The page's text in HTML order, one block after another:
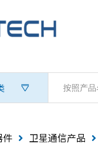
件 卫星通信产品